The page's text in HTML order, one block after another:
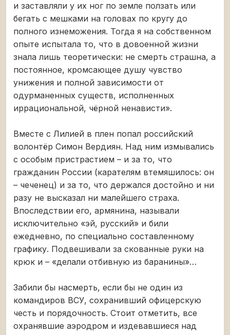
и заставляли у их ног по земле ползать или
бегать с мешками на головах по кругу до
полного изнеможения. Тогда я на собственном
опыте испытала то, что в довоенной жизни
знала лишь теоретически: не смерть страшна, а
постоянное, кромсающее душу чувство
унижения и полной зависимости от
одурманенных существ, исполненных
иррациональной, чёрной ненависти».
Вместе с Лилией в плен попал российский
волонтёр Симон Вердиян. Над ним измывались
с особым пристрастием – и за то, что
гражданин России (карателям втемяшилось: он
– чеченец) и за то, что держался достойно и ни
разу не высказал ни малейшего страха.
Впоследствии его, армянина, называли
исключительно «эй, русский» и били
ежедневно, по специально составленному
графику. Подвешивали за скованные руки на
крюк и – «делали отбивную из баранины»…
Забили бы насмерть, если бы не один из
командиров ВСУ, сохранивший офицерскую
честь и порядочность. Стоит отметить, все
охранявшие аэродром и издевавшиеся над